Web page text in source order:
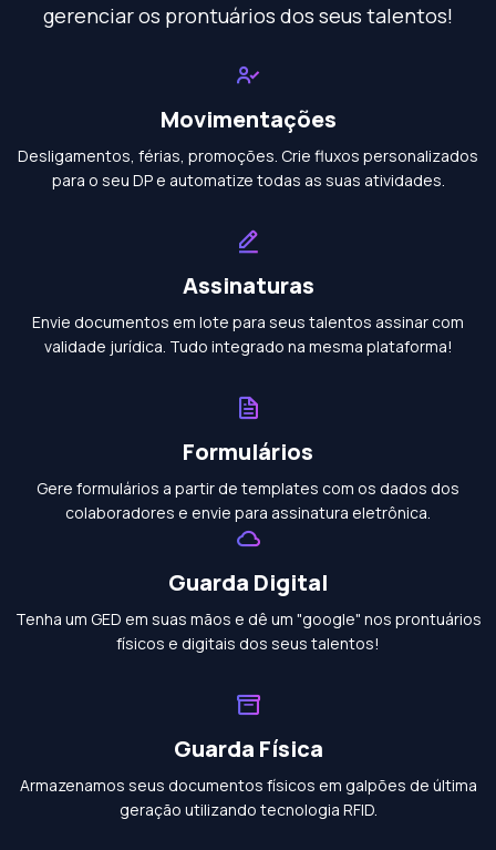
gerenciar os prontuários dos seus talentos!
Movimentações
Desligamentos, férias, promoções. Crie fluxos personalizados
para o seu DP e automatize todas as suas atividades.
Assinaturas
Envie documentos em lote para seus talentos assinar com
validade jurídica. Tudo integrado na mesma plataforma!
Formulários
Gere formulários a partir de templates com os dados dos
colaboradores e envie para assinatura eletrônica.
Guarda Digital
Tenha um GED em suas mãos e dê um "google" nos prontuários
físicos e digitais dos seus talentos!
Guarda Física
Armazenamos seus documentos físicos em galpões de última
geração utilizando tecnologia RFID.